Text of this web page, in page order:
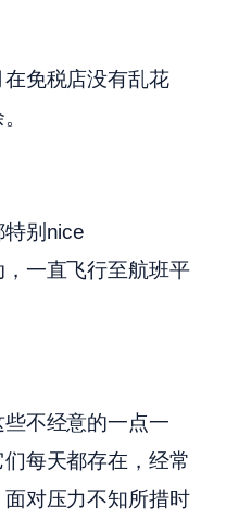
免税店没有乱花
别 nice
，一直飞行至航班平
不经意的一点一
每天都存在，经常
对压力不知所措时